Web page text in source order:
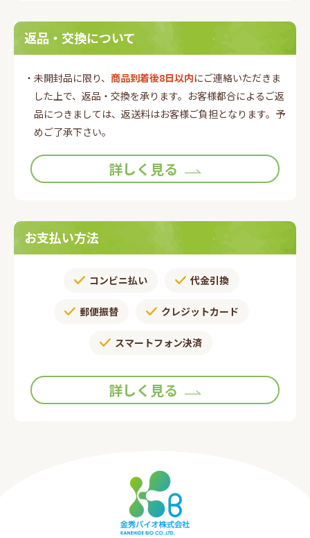
返品・交換について
・未開封品に限り、 商品到着後8日以内にご連絡いただきま
した上で、返品・交換を承ります。お客様都合によるご返
品につきましては、返送料はお客様ご負担となります。予
めご了承下さい。
詳しく見る
お支払い方法
コンビニ払い 代金引換
郵便振替​ クレジットカード
スマートフォン決済
詳しく見る